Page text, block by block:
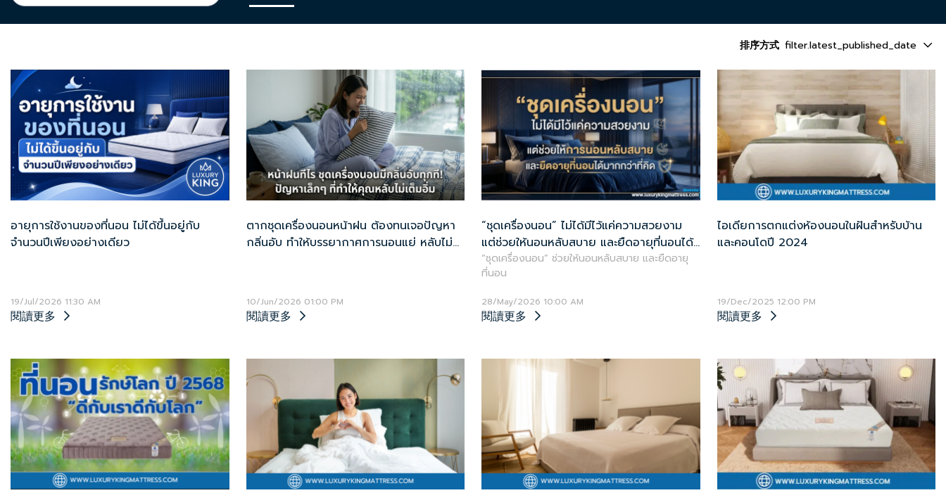
排序方式 filter.latest_published_date
อายุการใช้งานของที่นอน ไม่ได้ขึ้นอยู่กับ
จำนวนปีเพียงอย่างเดียว
19/Jul/2026 11:30 AM
閱讀更多
ตากชุดเครื่องนอนหน้าฝน ต้องทนเจอปัญหา
กลิ่นอับ ทำให้บรรยากาศการนอนแย่ หลับไม่
10/Jun/2026 01:00 PM
閱讀更多
“ชุดเครื่องนอน” ไม่ได้มีไว้แค่ความสวยงาม
แต่ช่วยให้นอนหลับสบาย และยืดอายุที่นอนได้
มากกว่าที่คิด
“ชุดเครื่องนอน” ช่วยให้นอนหลับสบาย และยืดอายุ
ที่นอน
28/May/2026 10:00 AM
閱讀更多
ไอเดียการตกแต่งห้องนอนในฝันสำหรับบ้าน
และคอนโดปี 2024
19/Dec/2025 12:00 PM
閱讀更多